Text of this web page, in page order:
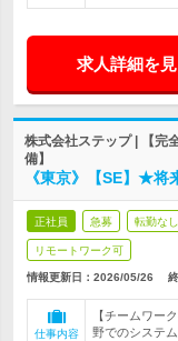
求人詳細を
株式会社ステップ | 【完
備】
《東京》【SE】★
正社員 急募 転勤なし
リモートワーク可
情報更新日：2026/05/26
仕事内容
【チームワー
野でのシステ